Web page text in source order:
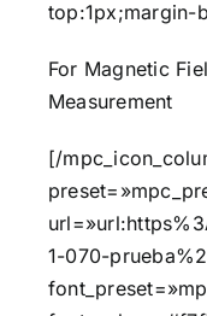
top:1px;margin-
For Magnetic
Measurement
[/
1-070-